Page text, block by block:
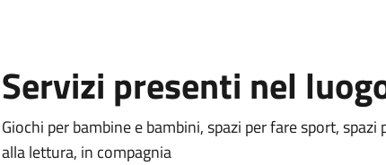
Servizi presenti nel
Giochi per bambine e bambini, spazi per fare sport,
alla lettura, in compagnia